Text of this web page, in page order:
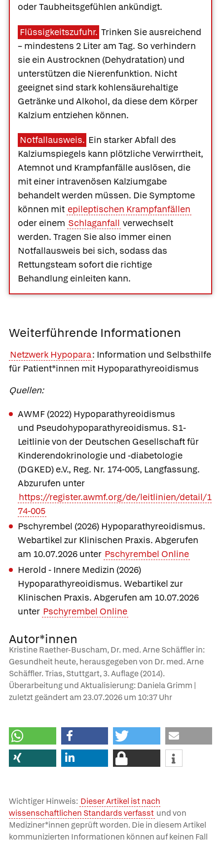
oder Taubheitsgefühlen ankündigt.
Flüssigkeitszufuhr. Trinken Sie ausreichend
– mindestens 2 Liter am Tag. So verhindern
sie ein Austrocknen (Dehydratation) und
unterstützen die Nierenfunktion. Nicht
geeignet sind stark kohlensäurehaltige
Getränke und Alkohol, da diese dem Körper
Kalzium entziehen können.
Notfallausweis. Ein starker Abfall des
Kalziumspiegels kann plötzliche Verwirrtheit,
Atemnot und Krampfanfälle auslösen, die
mit einer intravenösen Kalziumgabe
behandelt werden müssen. Die Symptome
können mit epileptischen Krampfanfällen
oder einem Schlaganfall verwechselt
werden. Tragen Sie also immer einen
Notfallausweis bei sich, sodass das
Rettungsteam sofort die richtige
Behandlung einleiten kann.
Weiterführende Informationen
Netzwerk Hypopara: Information und Selbsthilfe
für Patient*innen mit Hypoparathyreoidismus
Quellen:
AWMF (2022) Hypoparathyreoidismus
und Pseudohypoparathyreoidismus. S1-
Leitlinie von der Deutschen Gesellschaft für
Kinderendokrinologie und -diabetologie
(DGKED) e.V., Reg. Nr. 174-005, Langfassung.
Abzurufen unter
https://register.awmf.org/de/leitlinien/detail/1
74-005
Pschyrembel (2026) Hypoparathyreoidismus.
Webartikel zur Klinischen Praxis. Abgerufen
am 10.07.2026 unter Pschyrembel Online
Herold - Innere Medizin (2026)
Hypoparathyreoidismus. Webartikel zur
Klinischen Praxis. Abgerufen am 10.07.2026
unter Pschyrembel Online
Autor*innen
Kristine Raether-Buscham, Dr. med. Arne Schäffler in:
Gesundheit heute, herausgegeben von Dr. med. Arne
Schäffler. Trias, Stuttgart, 3. Auflage (2014).
Überarbeitung und Aktualisierung: Daniela Grimm |
zuletzt geändert am 23.07.2026um 10:37 Uhr
Wichtiger Hinweis: Dieser Artikel ist nach
wissenschaftlichen Standards verfasst und von
Mediziner*innen geprüft worden. Die in diesem Artikel
kommunizierten Informationen können auf keinen Fall